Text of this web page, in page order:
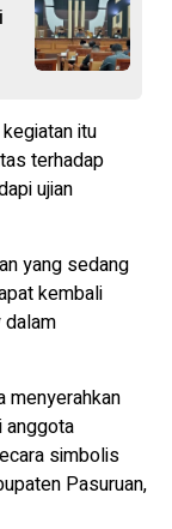
itu
terhadap
ujian
yang sedang
kembali
dalam
menyerahkan
anggota
simbolis
Pasuruan,